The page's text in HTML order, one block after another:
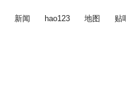
新闻 hao123 地图 贴